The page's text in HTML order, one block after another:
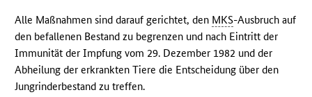
Alle Maßnahmen sind darauf gerichtet, den MKS-Ausbruch auf
den befallenen Bestand zu begrenzen und nach Eintritt der
Immunität der Impfung vom 29. Dezember 1982 und der
Abheilung der erkrankten Tiere die Entscheidung über den
Jungrinderbestand zu treffen.